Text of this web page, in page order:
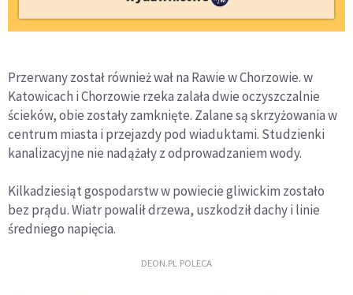
Przerwany został również wał na Rawie w Chorzowie. w
Katowicach i Chorzowie rzeka zalała dwie oczyszczalnie
ścieków, obie zostały zamknięte. Zalane są skrzyżowania w
centrum miasta i przejazdy pod wiaduktami. Studzienki
kanalizacyjne nie nadążały z odprowadzaniem wody.
Kilkadziesiąt gospodarstw w powiecie gliwickim zostało
bez prądu. Wiatr powalił drzewa, uszkodził dachy i linie
średniego napięcia.
DEON.PL POLECA